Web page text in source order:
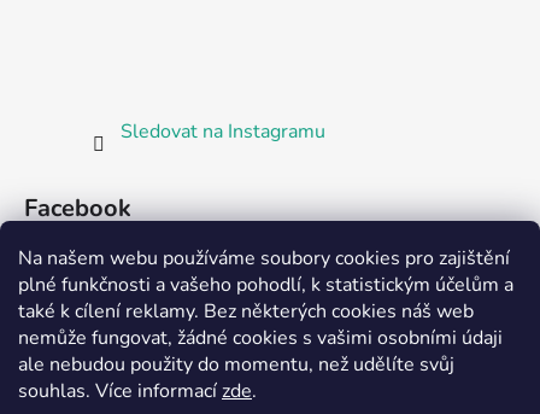
Na našem webu používáme soubory cookies pro zajištění
plné funkčnosti a vašeho pohodlí, k statistickým účelům a
také k cílení reklamy. Bez některých cookies náš web
nemůže fungovat, žádné cookies s vašimi osobními údaji
ale nebudou použity do momentu, než udělíte svůj
souhlas. Více informacízde.
Sledovat na Instagramu
Facebook
Partnerská prodejna Barefoot Plzeň